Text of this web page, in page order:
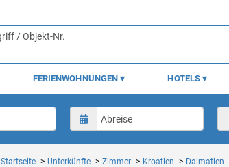
FERIENWOHNUNGEN HOTELS
Startseite Unterkünfte Zimmer Kroatien Dalmatien